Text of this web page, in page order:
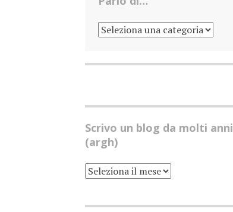
PARLO
DI…
Scrivo un blog da molti anni
(argh)
SCRIVO
UN
MOLTI